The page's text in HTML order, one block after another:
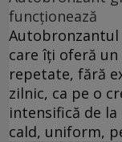
funcționează
Autobronzantul
care îți oferă
repetate, fără
zilnic, ca pe o
intensifică de
cald, uniform,